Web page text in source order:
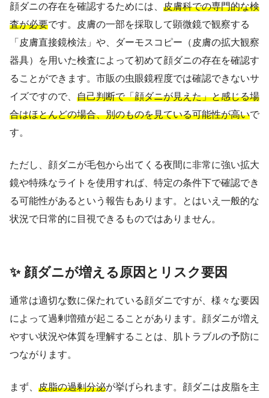
顔ダニの存在を確認するためには、 皮膚科での専門的な検
査が必要です。皮膚の一部を採取して顕微鏡で観察する
「皮膚直接鏡検法」や、ダーモスコピー（皮膚の拡大観察
器具）を用いた検査によって初めて顔ダニの存在を確認す
ることができます。市販の虫眼鏡程度では確認できないサ
イズですので、 自己判断で「顔ダニが見えた」と感じる場
合はほとんどの場合、別のものを見ている可能性が高いで
す。
ただし、顔ダニが毛包から出てくる夜間に非常に強い拡大
鏡や特殊なライトを使用すれば、特定の条件下で確認でき
る可能性があるという報告もあります。とはいえ一般的な
状況で日常的に目視できるものではありません。
✨ 顔ダニが増える原因とリスク要因
通常は適切な数に保たれている顔ダニですが、様々な要因
によって過剰増殖が起こることがあります。顔ダニが増え
やすい状況や体質を理解することは、肌トラブルの予防に
つながります。
まず、 皮脂の過剰分泌が挙げられます。顔ダニは皮脂を主